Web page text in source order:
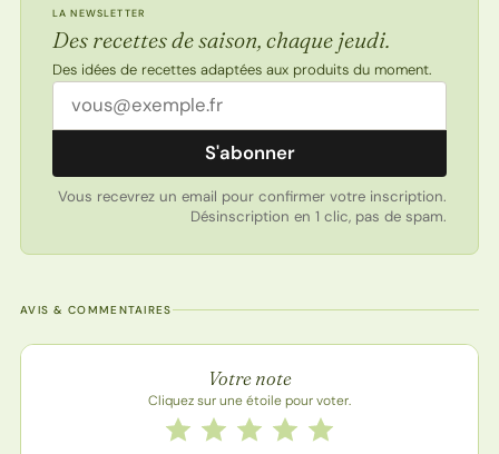
LA NEWSLETTER
Des recettes de saison, chaque jeudi.
Des idées de recettes adaptées aux produits du moment.
Adresse email
S'abonner
Vous recevrez un email pour confirmer votre inscription.
Désinscription en 1 clic, pas de spam.
AVIS & COMMENTAIRES
Note de la recette
Votre note
Cliquez sur une étoile pour voter.
Notez cette recette de 1 à 5 étoiles
5 étoiles
4 étoiles
3 étoiles
2 étoiles
1 étoile